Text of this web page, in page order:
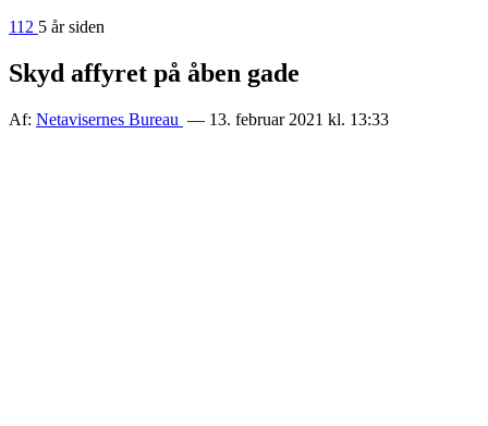
112 5 år siden
Skyd affyret på åben gade
Af: Netavisernes Bureau — 13. februar 2021 kl. 13:33